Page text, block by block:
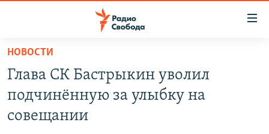
упрощенного
доступа
основному
АВТОРСКИЕ ПРОЕКТЫ
НОВОСТИ
Глава СК Бастрыкин уволил
подчинённую за улыбку на
совещании